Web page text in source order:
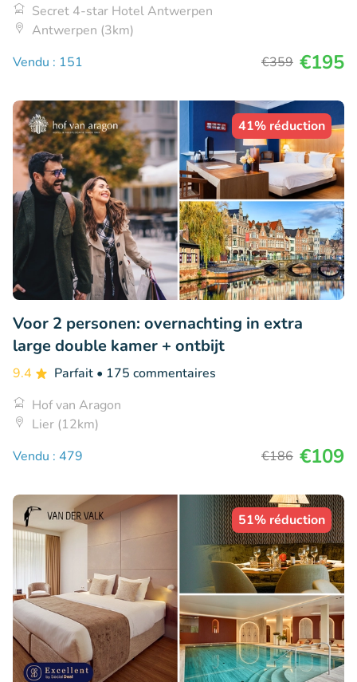
Secret 4-star Hotel Antwerpen
Antwerpen (3km)
Vendu : 151
€359 €195
41% réduction
Voor 2 personen: overnachting in extra
large double kamer + ontbijt
9.4 Parfait • 175 commentaires
Hof van Aragon
Lier (12km)
Vendu : 479
€186 €109
51% réduction